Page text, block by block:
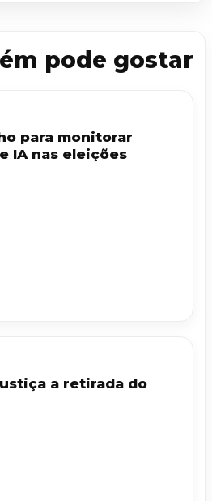
pode gostar
para monitorar
IA nas eleições
a retirada do